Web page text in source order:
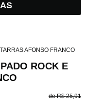
AFONSO FRANCO
ROCK E
de R$ 25,91